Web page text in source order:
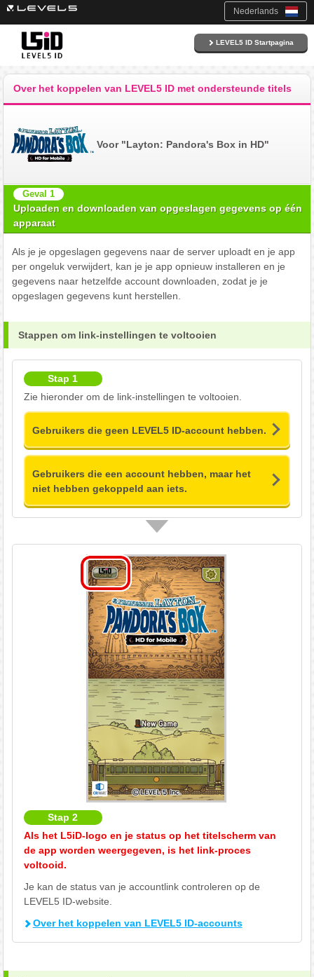
Nederlands
LEVEL5 ID Startpagina
Over het koppelen van LEVEL5 ID met ondersteunde titels
Voor "Layton: Pandora's Box in HD"
Geval 1
Uploaden en downloaden van opgeslagen gegevens op één
apparaat
Als je je opgeslagen gegevens naar de server uploadt en je app
per ongeluk verwijdert, kan je je app opnieuw installeren en je
gegevens naar hetzelfde account downloaden, zodat je je
opgeslagen gegevens kunt herstellen.
Stappen om link-instellingen te voltooien
Stap 1
Zie hieronder om de link-instellingen te voltooien.
Gebruikers die geen LEVEL5 ID-account hebben.
Gebruikers die een account hebben, maar het
niet hebben gekoppeld aan iets.
Stap 2
Als het L5iD-logo en je status op het titelscherm van
de app worden weergegeven, is het link-proces
voltooid.
Je kan de status van je accountlink controleren op de
LEVEL5 ID-website.
Over het koppelen van LEVEL5 ID-accounts